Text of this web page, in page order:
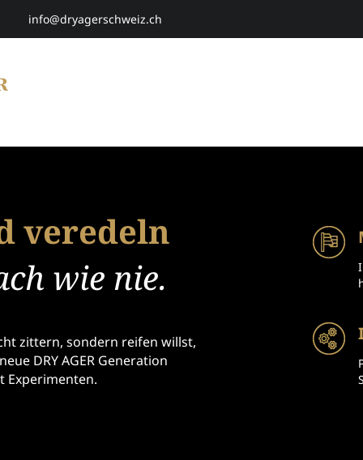
info@dryagerschweiz.ch
veredeln
wie nie.
zittern, sondern reifen willst,
DRY AGER Generation
Experimenten.